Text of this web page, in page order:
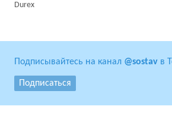
Durex
Подписывайтесь на канал @sostav в
Подписаться